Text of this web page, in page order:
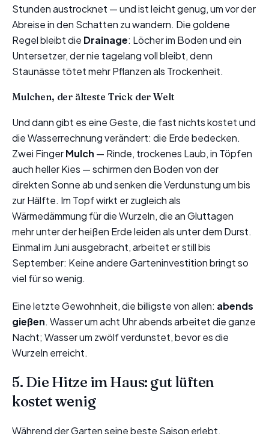
Stunden austrocknet — und ist leicht genug, um vor der
Abreise in den Schatten zu wandern. Die goldene
Regel bleibt die Drainage: Löcher im Boden und ein
Untersetzer, der nie tagelang voll bleibt, denn
Staunässe tötet mehr Pflanzen als Trockenheit.
Mulchen, der älteste Trick der Welt
Und dann gibt es eine Geste, die fast nichts kostet und
die Wasserrechnung verändert: die Erde bedecken.
Zwei FingerMulch — Rinde, trockenes Laub, in Töpfen
auch heller Kies — schirmen den Boden von der
direkten Sonne ab und senken die Verdunstung um bis
zur Hälfte. Im Topf wirkt er zugleich als
Wärmedämmung für die Wurzeln, die an Gluttagen
mehr unter der heißen Erde leiden als unter dem Durst.
Einmal im Juni ausgebracht, arbeitet er still bis
September: Keine andere Garteninvestition bringt so
viel für so wenig.
Eine letzte Gewohnheit, die billigste von allen: abends
gießen. Wasser um acht Uhr abends arbeitet die ganze
Nacht; Wasser um zwölf verdunstet, bevor es die
Wurzeln erreicht.
5. Die Hitze im Haus: gut lüften
kostet wenig
Während der Garten seine beste Saison erlebt,